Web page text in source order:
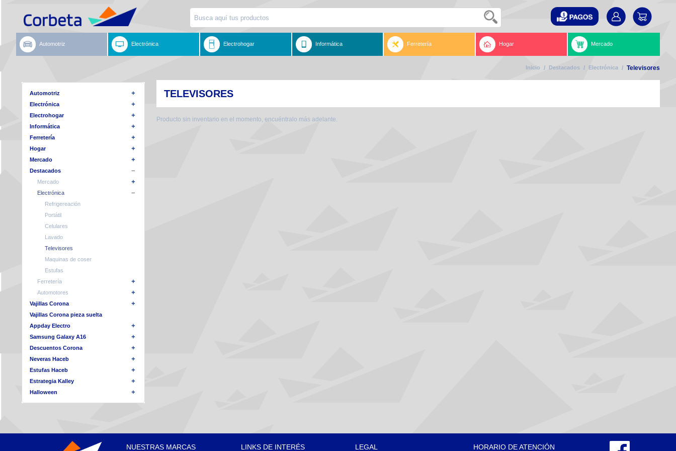
Automotriz Electrónica Electrohogar Informática Ferretería Hogar Mercado
Inicio / Destacados / Electrónica / Televisores
Automotriz
Electrónica
Electrohogar
Informática
Ferretería
Hogar
Mercado
Destacados
Mercado
Electrónica
Refrigereación
Portátil
Celulares
Lavado
Televisores
Maquinas de coser
Estufas
Ferretería
Automotores
Vajillas Corona
Vajillas Corona pieza suelta
Appday Electro
Samsung Galaxy A16
Descuentos Corona
Neveras Haceb
Estufas Haceb
Estrategia Kalley
Halloween
TELEVISORES
Producto sin inventario en el momento, encuéntralo más adelante.
NUESTRAS MARCAS LINKS DE INTERÉS LEGAL HORARIO DE ATENCIÓN